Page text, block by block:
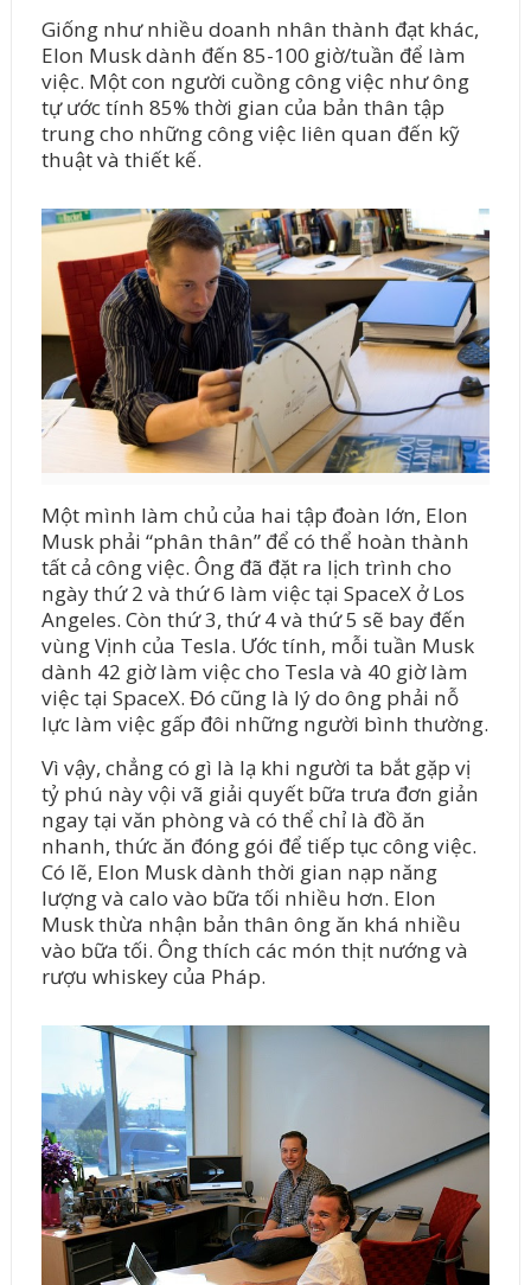
Giống như nhiều doanh nhân thành đạt khác,
Elon Musk dành đến 85-100 giờ/tuần để làm
việc. Một con người cuồng công việc như ông
tự ước tính 85% thời gian của bản thân tập
trung cho những công việc liên quan đến kỹ
thuật và thiết kế.
Một mình làm chủ của hai tập đoàn lớn, Elon
Musk phải “phân thân” để có thể hoàn thành
tất cả công việc. Ông đã đặt ra lịch trình cho
ngày thứ 2 và thứ 6 làm việc tại SpaceX ở Los
Angeles. Còn thứ 3, thứ 4 và thứ 5 sẽ bay đến
vùng Vịnh của Tesla. Ước tính, mỗi tuần Musk
dành 42 giờ làm việc cho Tesla và 40 giờ làm
việc tại SpaceX. Đó cũng là lý do ông phải nỗ
lực làm việc gấp đôi những người bình thường.
Vì vậy, chẳng có gì là lạ khi người ta bắt gặp vị
tỷ phú này vội vã giải quyết bữa trưa đơn giản
ngay tại văn phòng và có thể chỉ là đồ ăn
nhanh, thức ăn đóng gói để tiếp tục công việc.
Có lẽ, Elon Musk dành thời gian nạp năng
lượng và calo vào bữa tối nhiều hơn. Elon
Musk thừa nhận bản thân ông ăn khá nhiều
vào bữa tối. Ông thích các món thịt nướng và
rượu whiskey của Pháp.